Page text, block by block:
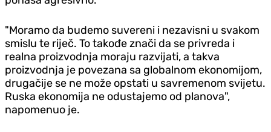
"Moramo da budemo suvereni i nezavisni u svakom
smislu te riječ. To takođe znači da se privreda i
realna proizvodnja moraju razvijati, a takva
proizvodnja je povezana sa globalnom ekonomijom,
drugačije se ne može opstati u savremenom svijetu.
Ruska ekonomija ne odustajemo od planova",
napomenuo je.